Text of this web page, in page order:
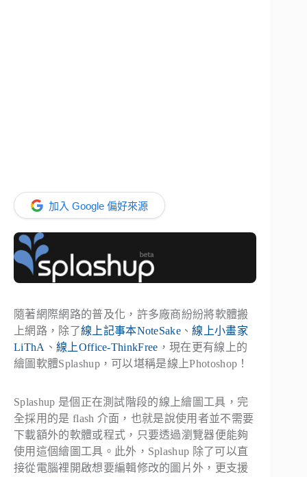
加入 Google 偏好來源
隨著網際網路的普及化，許多廠商紛紛將軟體搬
上網路，除了線上記事本NoteSake 、線上小畫家
LiThA 、 線上Office-ThinkFree ，現在更有線上的
繪圖軟體Splashup，可以堪稱是線上Photoshop！
Splashup 是個正在測試階段的線上繪圖工具，完
全採用的是 flash 介面，也就是說使用者並不需要
下載額外的軟體或程式，只要透過瀏覽器便能夠
使用這個繪圖工具。此外，Splashup 除了可以直
接從電腦裡開啟想要編輯修改的圖片外，更支援